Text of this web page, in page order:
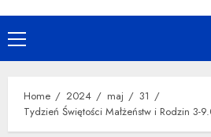
Primary
Menu
Home 2024 maj
31
Tydzień Świętości Małżeństw i Rodzin 3-